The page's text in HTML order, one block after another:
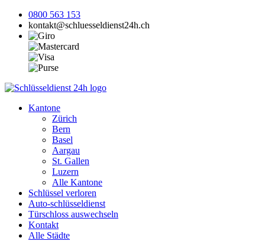
0800 563 153
kontakt@schluesseldienst24h.ch
Kantone
Zürich
Bern
Basel
Aargau
St. Gallen
Luzern
Alle Kantone
Schlüssel verloren
Auto-schlüsseldienst
Türschloss auswechseln
Kontakt
Alle Städte